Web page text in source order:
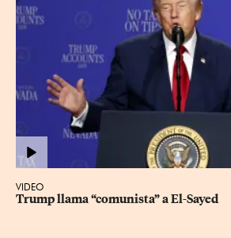
VIDEO
Trump llama “comunista” a El-Sayed